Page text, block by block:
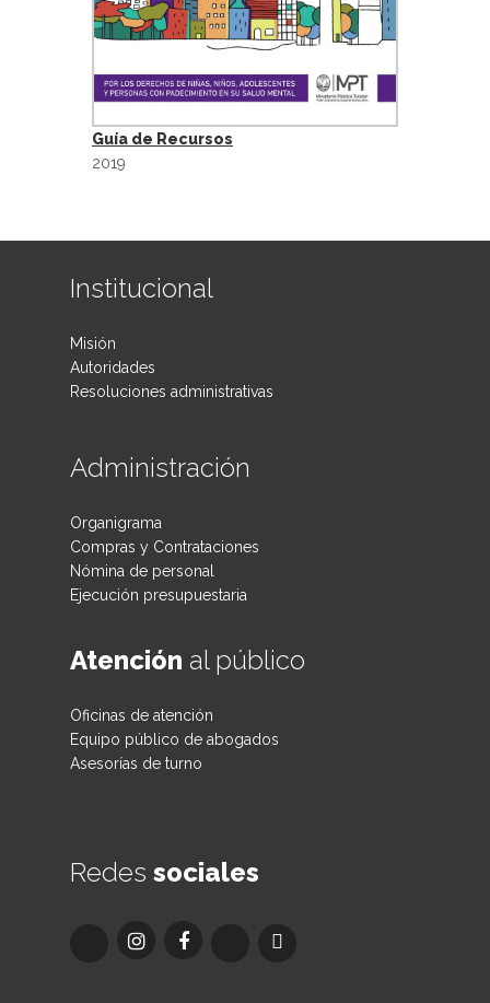
Guía de Recursos
2019
Institucional
Misión
Autoridades
Resoluciones administrativas
Administración
Organigrama
Compras y Contrataciones
Nómina de personal
Ejecución presupuestaria
Atención al público
Oficinas de atención
Equipo público de abogados
Asesorías de turno
Redes sociales